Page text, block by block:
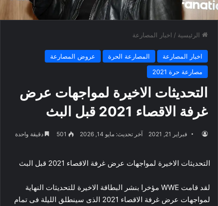
الرئيسية / اخبار المصارعة
اخبار المصارعة المصارعة الحرة
عروض المصارعة
مصارعة حرة 2021
التحديثات الاخيرة لمواجهات عرض
غرفة الاقصاء 2021 قبل البث
فبراير 21, 2021 آخر تحديث: مايو 14, 2026 501 دقيقة واحدة
التحديثات الاخيرة لمواجهات عرض غرفة الاقصاء 2021 قبل البث
لقد قامت WWE مؤخرا بنشر البطاقة الاخيرة للتحديثات النهاية
لمواجهات عرض غرفة الاقصاء 2021 الذى سينطلق الليلة فى تمام